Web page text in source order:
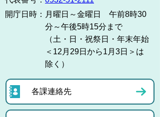
開庁日時： 月曜日～金曜日 午前8時30
分～午後5時15分まで
（土・日・祝祭日・年末年始
＜12月29日から1月3日＞は
除く）
各課連絡先